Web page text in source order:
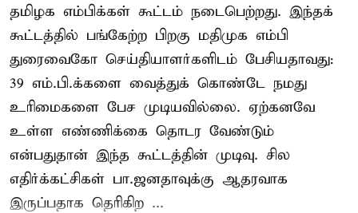
தமிழக எம்பிக்கள் கூட்டம் நடைபெற்றது. இந்தக்
கூட்டத்தில் பங்கேற்ற பிறகு மதிமுக எம்பி
துரைவைகோ செய்தியாளர்களிடம் பேசியதாவது:
39 எம்.பி.க்களை வைத்துக் கொண்டே நமது
உரிமைகளை பேச முடியவில்லை. ஏற்கனவே
உள்ள எண்ணிக்கை தொடர வேண்டும்
என்பதுதான் இந்த கூட்டத்தின் முடிவு. சில
எதிர்க்கட்சிகள் பா.ஜனதாவுக்கு ஆதரவாக
இருப்பதாக தெரிகிற ...